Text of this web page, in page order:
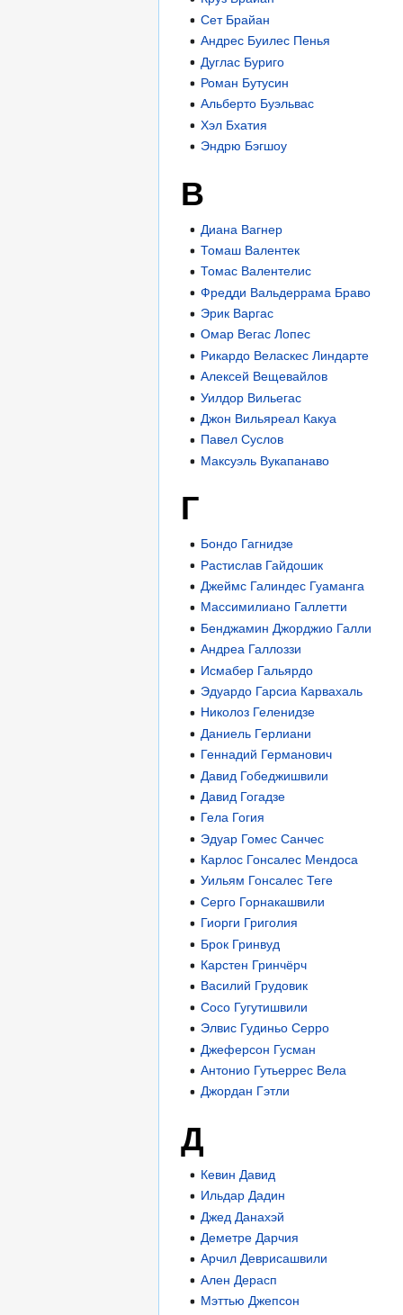
Сет Брайан
Андрес Буилес Пенья
Дуглас Буриго
Роман Бутусин
Альберто Буэльвас
Хэл Бхатия
Эндрю Бэгшоу
В
Диана Вагнер
Томаш Валентек
Томас Валентелис
Фредди Вальдеррама Браво
Эрик Варгас
Омар Вегас Лопес
Рикардо Веласкес Линдарте
Алексей Вещевайлов
Уилдор Вильегас
Джон Вильяреал Какуа
Павел Суслов
Максуэль Вукапанаво
Г
Бондо Гагнидзе
Растислав Гайдошик
Джеймс Галиндес Гуаманга
Массимилиано Галлетти
Бенджамин Джорджио Галли
Андреа Галлоззи
Исмабер Гальярдо
Эдуардо Гарсиа Карвахаль
Николоз Геленидзе
Даниель Герлиани
Геннадий Германович
Давид Гобеджишвили
Давид Гогадзе
Гела Гогия
Эдуар Гомес Санчес
Карлос Гонсалес Мендоса
Уильям Гонсалес Теге
Серго Горнакашвили
Гиорги Григолия
Брок Гринвуд
Карстен Гринчёрч
Василий Грудовик
Сосо Гугутишвили
Элвис Гудиньо Серро
Джеферсон Гусман
Антонио Гутьеррес Вела
Джордан Гэтли
Д
Кевин Давид
Ильдар Дадин
Джед Данахэй
Деметре Дарчия
Арчил Деврисашвили
Ален Дерасп
Мэттью Джепсон